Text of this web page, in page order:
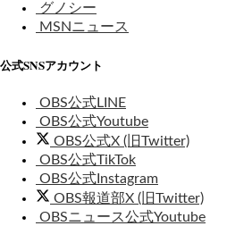
グノシー
MSNニュース
公式SNSアカウント
OBS公式LINE
OBS公式Youtube
OBS公式X (旧Twitter)
OBS公式TikTok
OBS公式Instagram
OBS報道部X (旧Twitter)
OBSニュース公式Youtube